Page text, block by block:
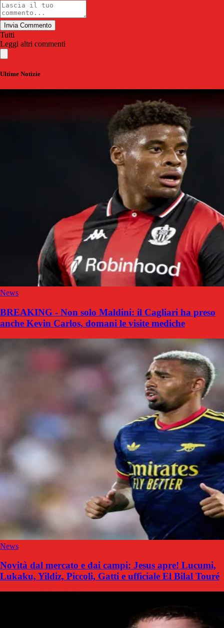
Invia Commento
Tutti
Leggi altri commenti
Ultime Notizie
News
BREAKING - Non solo Maldini: il Cagliari ha preso
anche Kevin Carlos, domani le visite mediche
News
Novità dal mercato e dai campi: Jesus apre! Lucumi,
Lukaku, Yildiz, Piccoli, Gatti e ufficiale El Bilal Touré